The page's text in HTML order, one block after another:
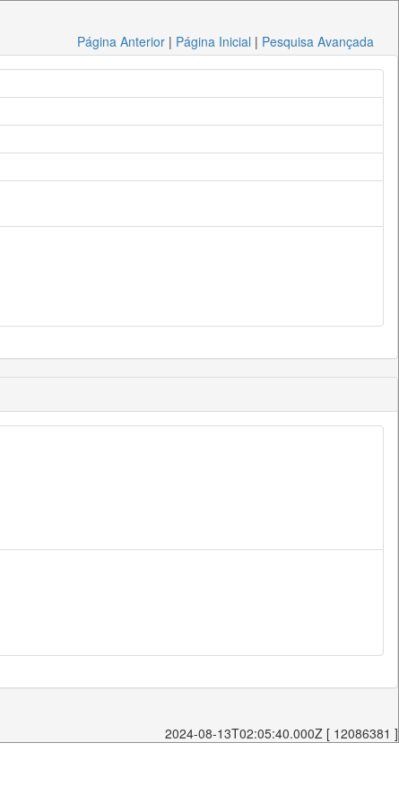
Página Anterior | Página Inicial | Pesquisa Avançada
2024-08-13T02:05:40.000Z [ 12086381 ]